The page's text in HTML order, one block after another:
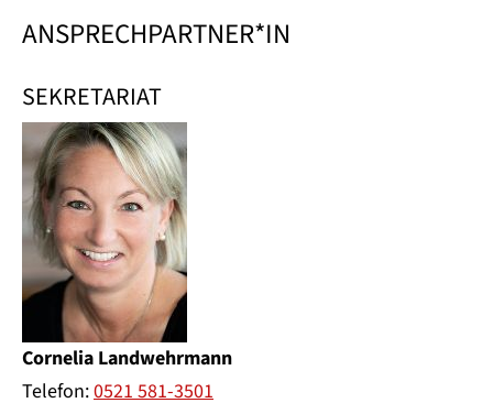
ANSPRECHPARTNER*IN
SEKRETARIAT
Cornelia Landwehrmann
Telefon:0521 581-3501